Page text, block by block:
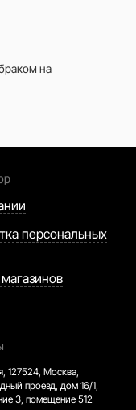
на
персональных
127524, Москва,
проезд, дом 16/1,
3, помещение 512